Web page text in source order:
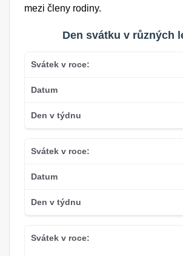
mezi členy rodiny.
Den svátku v různých